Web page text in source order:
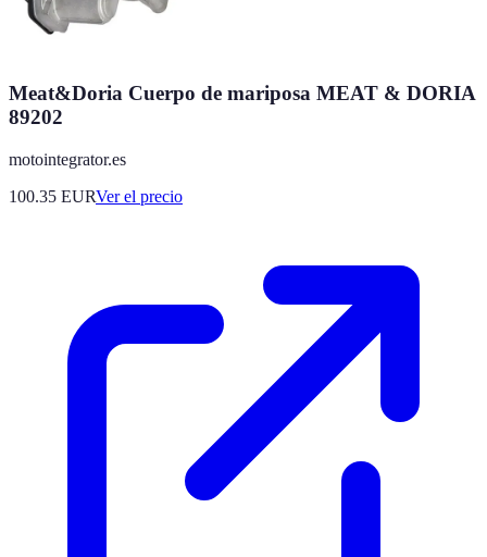
Meat&Doria Cuerpo de mariposa MEAT & DORIA
89202
motointegrator.es
100.35 EURVer el precio